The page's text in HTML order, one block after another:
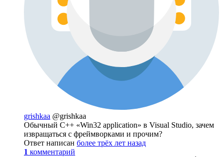
grishkaa @grishkaa
Обычный C++ «Win32 application» в Visual Studio, зачем
извращаться с фреймворками и прочим?
Ответ написан более трёх лет назад
1 комментарий